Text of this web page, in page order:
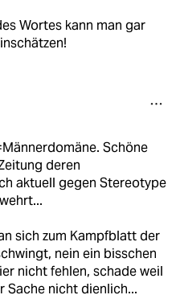
Wortes kann man gar
Schöne
deren
aktuell gegen Stereotype
sich zum Kampfblatt der
nein ein bisschen
nicht fehlen, schade weil
Sache nicht dienlich...